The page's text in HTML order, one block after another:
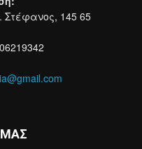
Στέφανος, 145 65